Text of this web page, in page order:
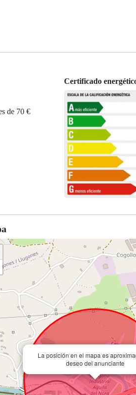
de 70 €
Certificado
La posición en el mapa es
deseo del anunciante